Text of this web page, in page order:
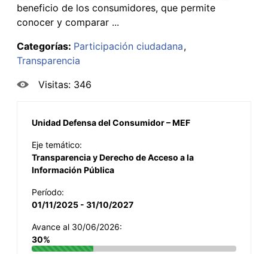
beneficio de los consumidores, que permite
conocer y comparar ...
Categorías: Participación ciudadana
Transparencia
Visitas: 346
Unidad Defensa del Consumidor – MEF
Eje temático:
Transparencia y Derecho de Acceso a la
Información Pública
Período:
01/11/2025 - 31/10/2027
Avance al 30/06/2026:
30%